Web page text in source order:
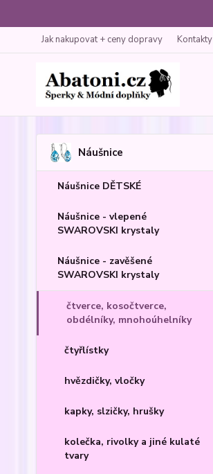
Jak nakupovat + ceny dopravy Kontakty
Náušnice
Náušnice DĚTSKÉ
Náušnice - vlepené
SWAROVSKI krystaly
Náušnice - zavěšené
SWAROVSKI krystaly
čtverce, kosočtverce,
obdélníky, mnohoúhelníky
čtyřlístky
hvězdičky, vločky
kapky, slzičky, hrušky
kolečka, rivolky a jiné kulaté
tvary